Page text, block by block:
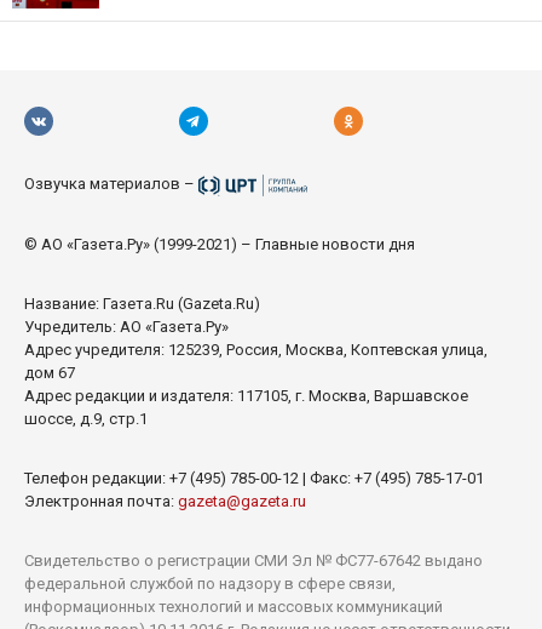
Озвучка материалов –
© АО «Газета.Ру» (1999-2021) – Главные новости дня
Название: Газета.Ru (Gazeta.Ru)
Учредитель: АО «Газета.Ру»
Адрес учредителя: 125239, Россия, Москва, Коптевская улица,
дом 67
Адрес редакции и издателя: 117105, г. Москва, Варшавское
шоссе, д.9, стр.1
Телефон редакции: +7 (495) 785-00-12 | Факс: +7 (495) 785-17-01
Электронная почта: gazeta@gazeta.ru
Свидетельство о регистрации СМИ Эл № ФС77-67642 выдано
федеральной службой по надзору в сфере связи,
информационных технологий и массовых коммуникаций